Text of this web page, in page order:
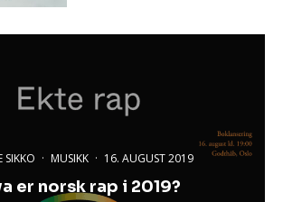
SIKKO · MUSIKK · 16. AUGUST 2019
er norsk rap i 2019?